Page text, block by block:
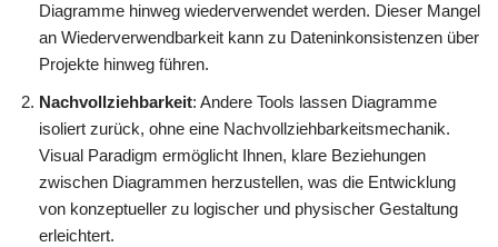
Diagramme hinweg wiederverwendet werden. Dieser Mangel
an Wiederverwendbarkeit kann zu Dateninkonsistenzen über
Projekte hinweg führen.
Nachvollziehbarkeit: Andere Tools lassen Diagramme
isoliert zurück, ohne eine Nachvollziehbarkeitsmechanik.
Visual Paradigm ermöglicht Ihnen, klare Beziehungen
zwischen Diagrammen herzustellen, was die Entwicklung
von konzeptueller zu logischer und physischer Gestaltung
erleichtert.